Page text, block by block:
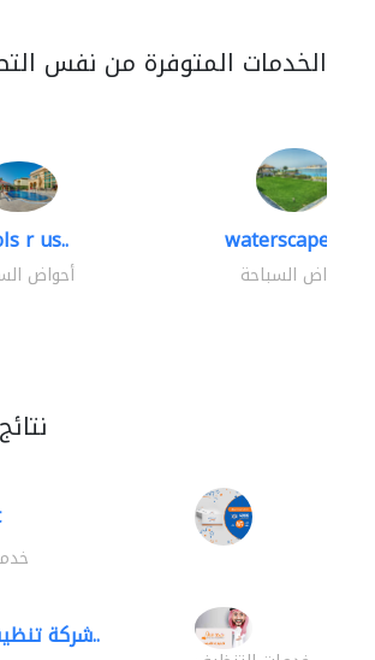
الخدمات المتوفرة من نفس
r us..
أحواض
waterscapes llc
أحواض السباحة
شركة تنظيف بالرياض..